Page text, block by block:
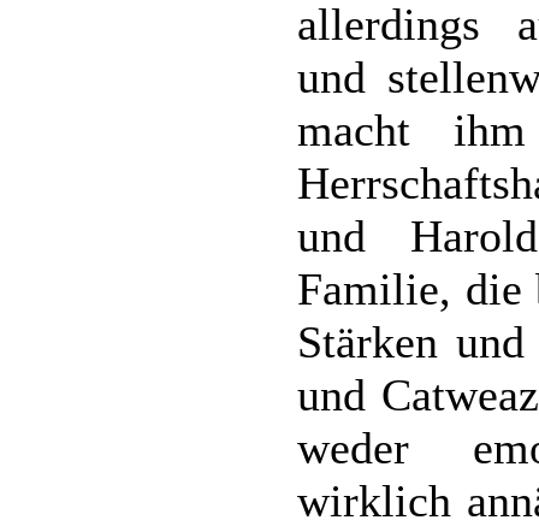
allerdings
und
macht ihm
und
Familie, die
Stärken
und
weder
wirklich